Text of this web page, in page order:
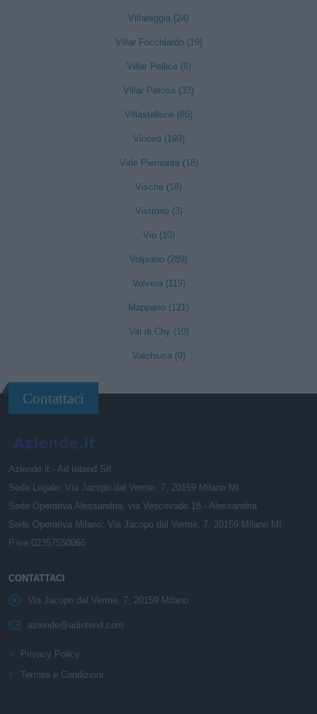
Villareggia (24)
Villar Focchiardo (19)
Villar Pellice (6)
Villar Perosa (33)
Villastellone (85)
Vinovo (199)
Virle Piemonte (18)
Vische (18)
Vistrorio (3)
Viù (10)
Volpiano (289)
Volvera (119)
Mappano (121)
Val di Chy (10)
Valchiusa (9)
Contattaci
Aziende.it - Ad Intend Srl
Sede Legale: Via Jacopo dal Verme, 7, 20159 Milano MI
Sede Operativa Alessandria: via Vescovado 18 - Alessandria
Sede Operativa Milano: Via Jacopo dal Verme, 7, 20159 Milano MI
P.iva 02357550066
CONTATTACI
Via Jacopo dal Verme, 7, 20159 Milano
aziende@adintend.com
Privacy Policy
Termini e Condizioni